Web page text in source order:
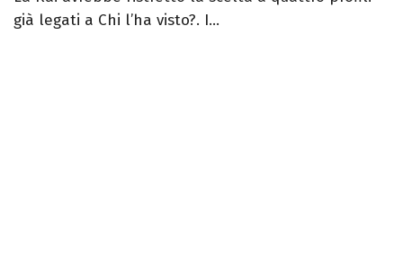
già legati a Chi l’ha visto?. I...